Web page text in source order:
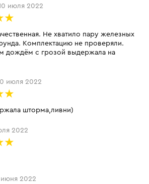
июля 2022
Не хватило пару железных
Комплектацию не проверяли.
дождём с грозой выдержала на
июля 2022
шторма,ливни)
2022
июня 2022